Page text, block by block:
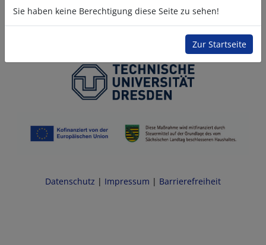
Sie haben keine Berechtigung diese Seite zu sehen!
Zur Startseite
Datenschutz | Impressum | Barrierefreiheit